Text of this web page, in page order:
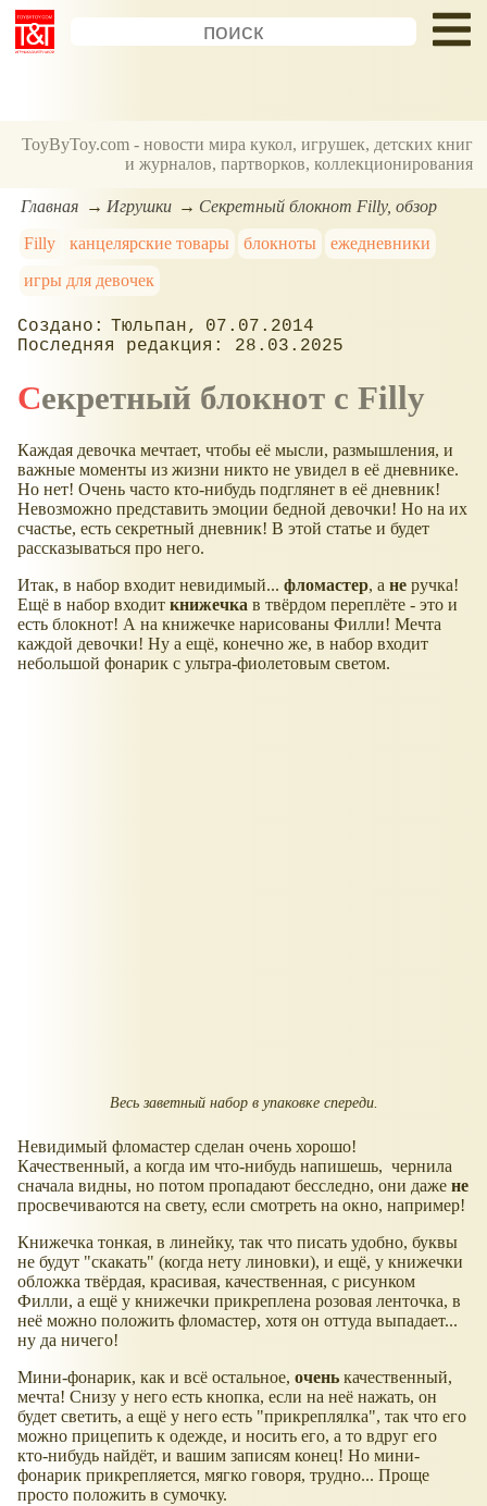
ToyByToy.com - новости мира кукол, игрушек, детских книг
и журналов, партворков, коллекционирования
Главная Игрушки
Секретный блокнот Filly, обзор
Filly
канцелярские товары блокноты
ежедневники
игры для девочек
Тюльпан
07.07.2014
28.03.2025
Секретный блокнот с Filly
Каждая девочка мечтает, чтобы её мысли, размышления, и
важные моменты из жизни никто не увидел в её дневнике.
Но нет! Очень часто кто-нибудь подглянет в её дневник!
Невозможно представить эмоции бедной девочки! Но на их
счастье, есть секретный дневник! В этой статье и будет
рассказываться про него.
Итак, в набор входит невидимый... фломастер, а не ручка!
Ещё в набор входит книжечка в твёрдом переплёте - это и
есть блокнот! А на книжечке нарисованы Филли! Мечта
каждой девочки! Ну а ещё, конечно же, в набор входит
небольшой фонарик с ультра-фиолетовым светом.
Весь заветный набор в упаковке спереди.
Невидимый фломастер сделан очень хорошо!
Качественный, а когда им что-нибудь напишешь, чернила
сначала видны, но потом пропадают бесследно, они даже не
просвечиваются на свету, если смотреть на окно, например!
Книжечка тонкая, в линейку, так что писать удобно, буквы
не будут "скакать" (когда нету линовки), и ещё, у книжечки
обложка твёрдая, красивая, качественная, с рисунком
Филли, а ещё у книжечки прикреплена розовая ленточка, в
неё можно положить фломастер, хотя он оттуда выпадает...
ну да ничего!
Мини-фонарик, как и всё остальное, очень качественный,
мечта! Снизу у него есть кнопка, если на неё нажать, он
будет светить, а ещё у него есть "прикреплялка", так что его
можно прицепить к одежде, и носить его, а то вдруг его
кто-нибудь найдёт, и вашим записям конец! Но мини-
фонарик прикрепляется, мягко говоря, трудно... Проще
просто положить в сумочку.